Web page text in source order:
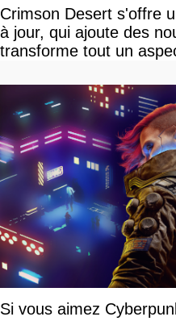
Crimson Desert s'offre
à jour, qui ajoute des
transforme tout un
Si vous aimez